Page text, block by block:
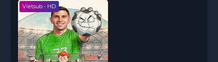
Vietsub - HD